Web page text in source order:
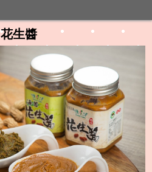
花生醬